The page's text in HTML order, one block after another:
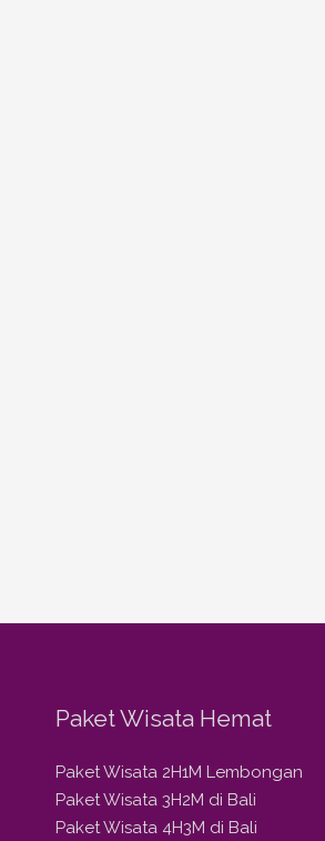
Paket Wisata Hemat
Paket Wisata 2H1M Lembongan
Paket Wisata 3H2M di Bali
Paket Wisata 4H3M di Bali